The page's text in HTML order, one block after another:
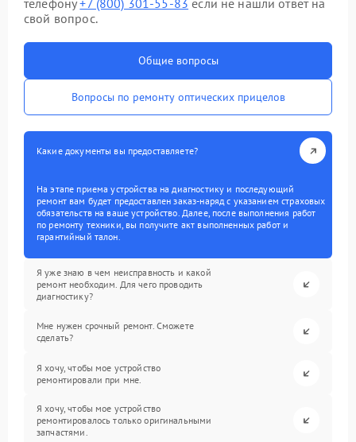
телефону+7 (800) 301-55-83 если не нашли ответ на
свой вопрос.
Общие вопросы
Вопросы по ремонту оптических прицелов
Какие документы вы предоставляете?
На этапе приема устройства на диагностику и последующий
ремонт вам будет предоставлен заказ-наряд с указанием страховых
обязательств на ваше устройство. Далее, после выполнения работ
по ремонту техники, вы получите акт выполненных работ и
гарантийный талон.
Я уже знаю в чем неисправность и какой
ремонт необходим. Для чего проводить
диагностику?
Мне нужен срочный ремонт. Сможете
сделать?
Я хочу, чтобы мое устройство
ремонтировали при мне.
Я хочу, чтобы мое устройство
ремонтировалось только оригинальными
запчастями.